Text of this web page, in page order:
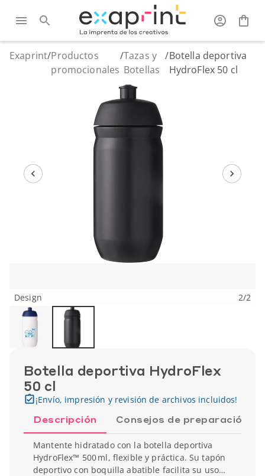
Exaprint/Productos
promocionales
/Tazas y
Botellas
/Botella deportiva
HydroFlex 50 cl
Design 2/2
Botella deportiva HydroFlex
50 cl
¡Envío, impresión y revisión de archivos incluidos!
Descripción Consejos de preparación
Mantente hidratado con la botella deportiva
HydroFlex™ 500 ml, flexible y práctica. Su tapón
deportivo con boquilla abatible facilita su uso